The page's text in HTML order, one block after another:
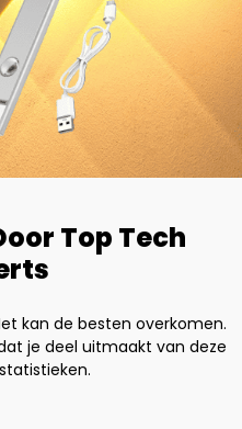
Top Tech
kan de besten overkomen.
je deel uitmaakt van deze